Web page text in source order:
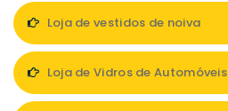
Loja de vestidos de noiva
Loja de Vidros de Automóveis